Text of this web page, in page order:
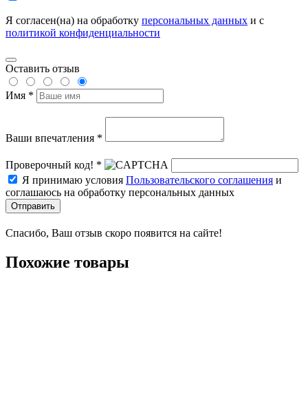
Я согласен(на) на обработку персональных данных и с
политикой конфиденциальности
Оставить отзыв
Имя *
Ваши впечатления *
Проверочный код! *
Я принимаю условия Пользовательского соглашения и
соглашаюсь на обработку персональных данных
Отправить
Спасибо, Ваш отзыв скоро появится на сайте!
Похожие товары